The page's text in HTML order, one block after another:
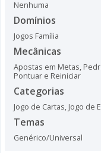
Nenhuma
Domínios
Jogos Família
Mecânicas
Apostas em Metas,
Pontuar e Reiniciar
Categorias
Jogo de Cartas, Jogo de
Temas
Genérico/Universal